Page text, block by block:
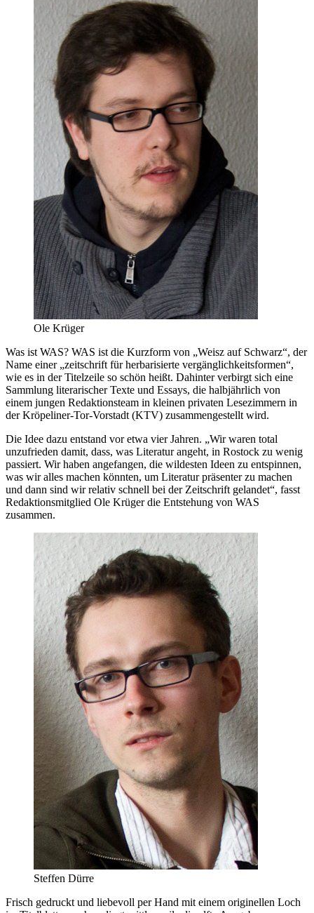
Ole Krüger
Was ist WAS? WAS ist die Kurzform von „Weisz auf Schwarz“, der
Name einer „zeitschrift für herbarisierte vergänglichkeitsformen“,
wie es in der Titelzeile so schön heißt. Dahinter verbirgt sich eine
Sammlung literarischer Texte und Essays, die halbjährlich von
einem jungen Redaktionsteam in kleinen privaten Lesezimmern in
der Kröpeliner-Tor-Vorstadt (KTV) zusammengestellt wird.
Die Idee dazu entstand vor etwa vier Jahren. „Wir waren total
unzufrieden damit, dass, was Literatur angeht, in Rostock zu wenig
passiert. Wir haben angefangen, die wildesten Ideen zu entspinnen,
was wir alles machen könnten, um Literatur präsenter zu machen
und dann sind wir relativ schnell bei der Zeitschrift gelandet“, fasst
Redaktionsmitglied Ole Krüger die Entstehung von WAS
zusammen.
Steffen Dürre
Frisch gedruckt und liebevoll per Hand mit einem originellen Loch